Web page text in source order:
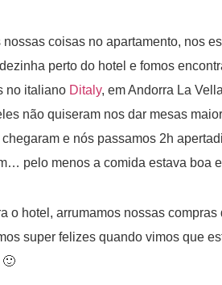
nossas coisas no apartamento, nos
perto do hotel e fomos
no italiano Ditaly, em Andorra La
não quiseram nos dar mesas
e nós passamos 2h
pelo menos a comida estava boa
o hotel, arrumamos nossas
super felizes quando vimos que
🙂